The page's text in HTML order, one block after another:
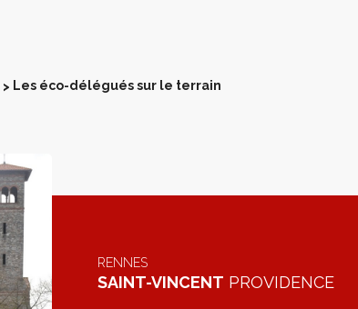
> Les éco-délégués sur le terrain
RENNES
SAINT-VINCENT PROVIDENCE